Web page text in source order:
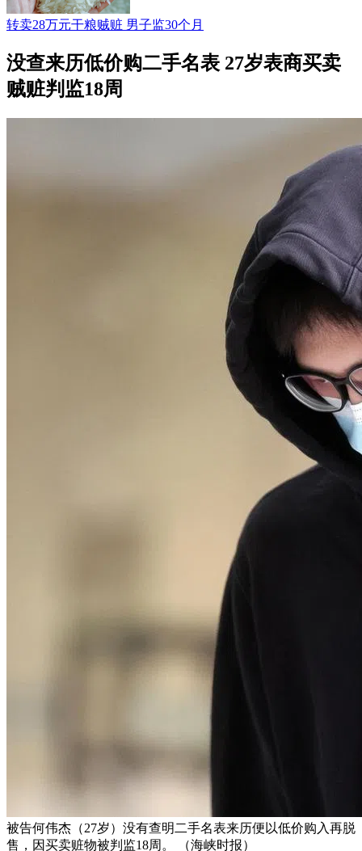
转卖28万元干粮贼赃 男子监30个月
没查来历低价购二手名表 27岁表商买卖
贼赃判监18周
被告何伟杰（27岁）没有查明二手名表来历便以低价购入再脱
售，因买卖赃物被判监18周。 （海峡时报）